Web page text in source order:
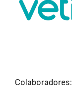
Colaboradores: